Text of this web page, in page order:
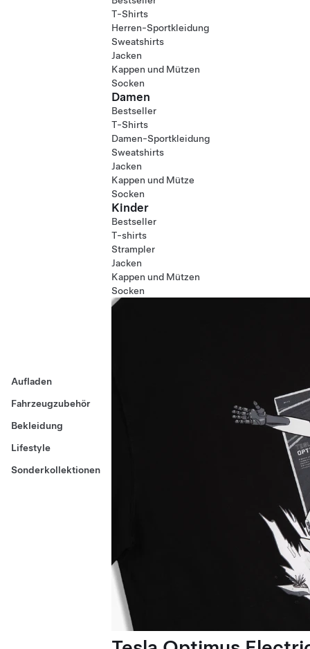
Aufladen
Fahrzeugzubehör
Bekleidung
Lifestyle
Sonderkollektionen
T-Shirts
Herren-Sportkleidung
Sweatshirts
Jacken
Kappen und Mützen
Socken
Damen
Bestseller
T-Shirts
Damen-Sportkleidung
Sweatshirts
Jacken
Kappen und Mütze
Socken
Kinder
Bestseller
T-shirts
Strampler
Jacken
Kappen und Mützen
Socken